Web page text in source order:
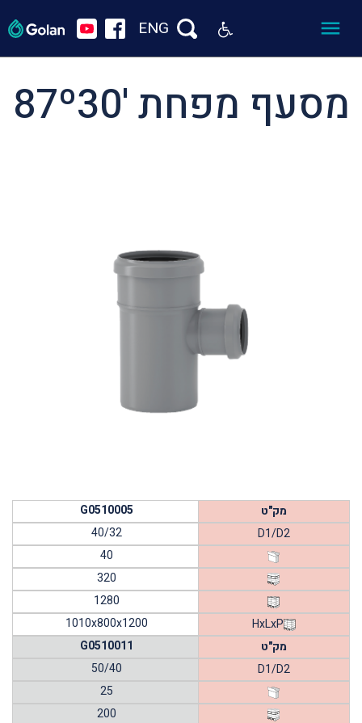
ENG
מסעף מפחת '87º30
מק"ט
G0510005
D1/D2
40/32
40
320
1280
HxLxP
1010x800x1200
מק"ט
G0510011
D1/D2
50/40
25
200